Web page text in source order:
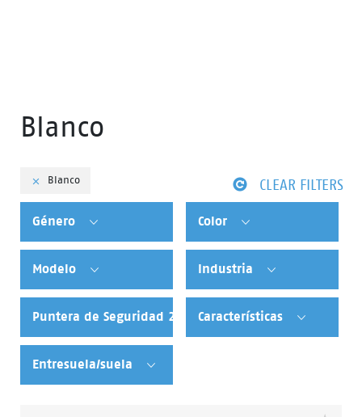
Blanco
Blanco CLEAR FILTERS
Género Color
Modelo Industria
Puntera de Seguridad 200 JouleCaracterísticas
Entresuela/suela